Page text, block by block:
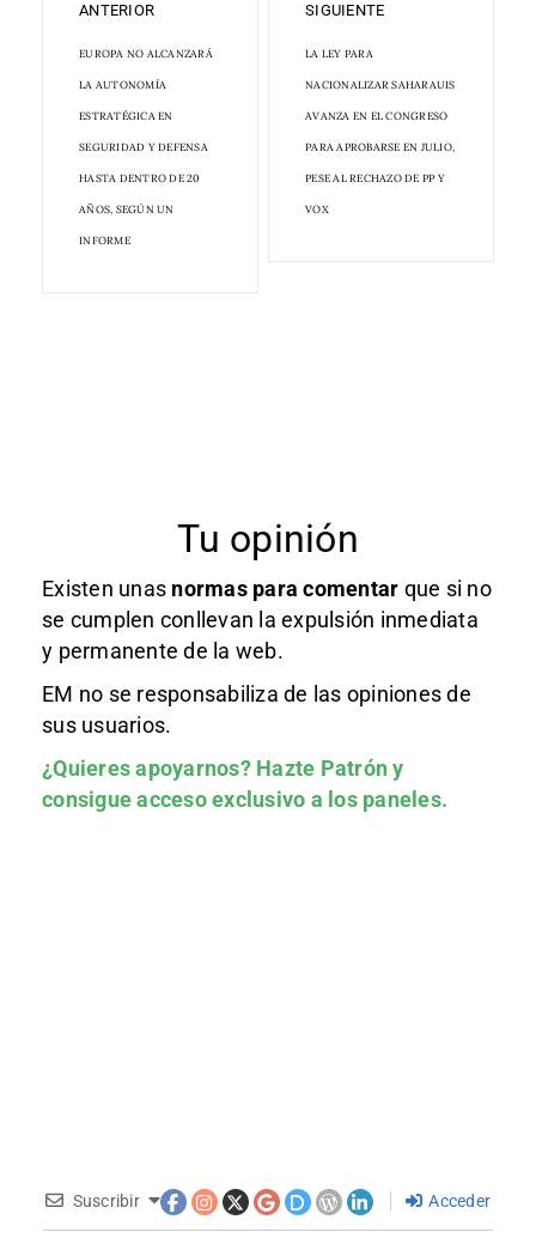
ANTERIOR
EUROPA NO ALCANZARÁ
LA AUTONOMÍA
ESTRATÉGICA EN
SEGURIDAD Y DEFENSA
HASTA DENTRO DE 20
AÑOS, SEGÚN UN
INFORME
SIGUIENTE
LA LEY PARA
NACIONALIZAR SAHARAUIS
AVANZA EN EL CONGRESO
PARA APROBARSE EN JULIO,
PESE AL RECHAZO DE PP Y
VOX
Tu opinión
Existen unas normas para comentar que si no
se cumplen conllevan la expulsión inmediata
y permanente de la web.
EM no se responsabiliza de las opiniones de
sus usuarios.
¿Quieres apoyarnos? Hazte Patróny
consigue acceso exclusivo a los paneles.
Suscribir Acceder